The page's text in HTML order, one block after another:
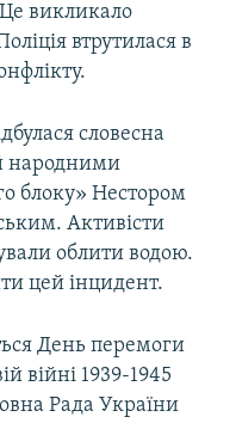
викликало
втрутилася в
словесна
народними
блоку» Нестором
Активісти
облити водою.
цей інцидент.
День перемоги
війні 1939-1945
Рада України